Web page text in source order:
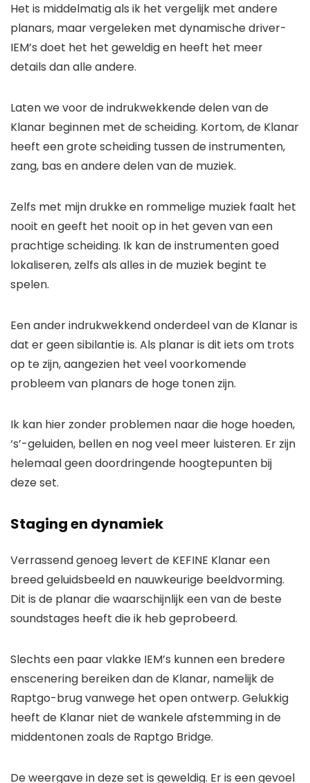
Het is middelmatig als ik het vergelijk met andere
planars, maar vergeleken met dynamische driver-
IEM’s doet het het geweldig en heeft het meer
details dan alle andere.
Laten we voor de indrukwekkende delen van de
Klanar beginnen met de scheiding. Kortom, de Klanar
heeft een grote scheiding tussen de instrumenten,
zang, bas en andere delen van de muziek.
Zelfs met mijn drukke en rommelige muziek faalt het
nooit en geeft het nooit op in het geven van een
prachtige scheiding. Ik kan de instrumenten goed
lokaliseren, zelfs als alles in de muziek begint te
spelen.
Een ander indrukwekkend onderdeel van de Klanar is
dat er geen sibilantie is. Als planar is dit iets om trots
op te zijn, aangezien het veel voorkomende
probleem van planars de hoge tonen zijn.
Ik kan hier zonder problemen naar die hoge hoeden,
‘s’-geluiden, bellen en nog veel meer luisteren. Er zijn
helemaal geen doordringende hoogtepunten bij
deze set.
Staging en dynamiek
Verrassend genoeg levert de KEFINE Klanar een
breed geluidsbeeld en nauwkeurige beeldvorming.
Dit is de planar die waarschijnlijk een van de beste
soundstages heeft die ik heb geprobeerd.
Slechts een paar vlakke IEM’s kunnen een bredere
enscenering bereiken dan de Klanar, namelijk de
Raptgo-brug vanwege het open ontwerp. Gelukkig
heeft de Klanar niet de wankele afstemming in de
middentonen zoals de Raptgo Bridge.
De weergave in deze set is geweldig. Er is een gevoel